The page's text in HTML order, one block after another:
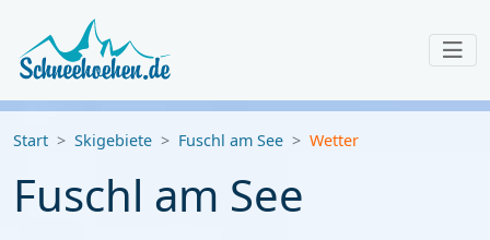
Start Skigebiete Fuschl am See Wetter
Fuschl am See